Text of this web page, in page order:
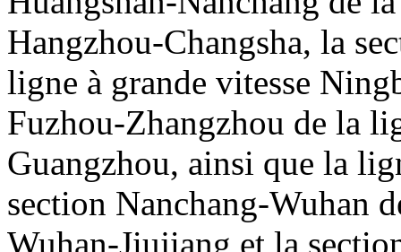
Hangzhou-Changsha, la
ligne à grande vitesse
Fuzhou-Zhangzhou de la
Guangzhou, ainsi que la
section Nanchang-Wuhan
Wuhan-Jiujiang et la